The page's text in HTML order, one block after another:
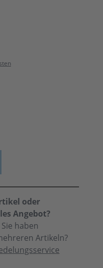
oder
Angebot?
haben
Artikeln?